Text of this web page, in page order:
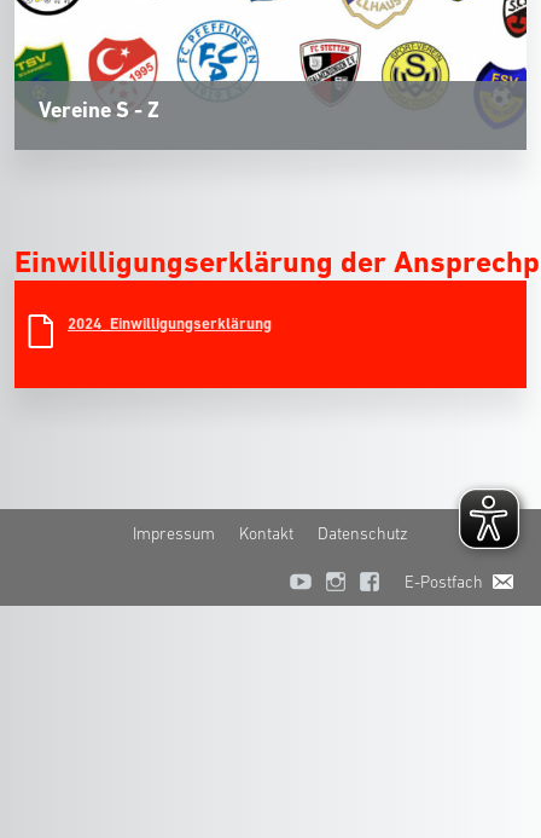
Vereine S - Z
Einwilligungserklärung der
2024_Einwilligungserklärung
Impressum Kontakt Datenschutz
E-Postfach